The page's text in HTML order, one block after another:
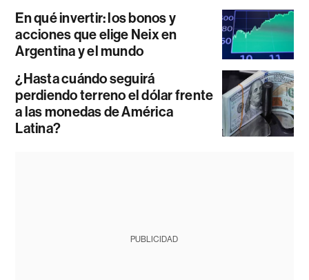
En qué invertir: los bonos y
acciones que elige Neix en
Argentina y el mundo
¿Hasta cuándo seguirá
perdiendo terreno el dólar frente
a las monedas de América
Latina?
PUBLICIDAD